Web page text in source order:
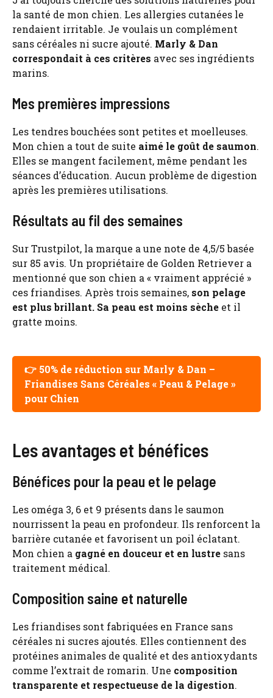
la santé de mon chien. Les allergies cutanées le
rendaient irritable. Je voulais un complément
sans céréales ni sucre ajouté. Marly & Dan
correspondait à ces critères avec ses ingrédients
marins.
Mes premières impressions
Les tendres bouchées sont petites et moelleuses.
Mon chien a tout de suite aimé le goût de saumon.
Elles se mangent facilement, même pendant les
séances d’éducation. Aucun problème de digestion
après les premières utilisations.
Résultats au fil des semaines
Sur Trustpilot, la marque a une note de 4,5/5 basée
sur 85 avis. Un propriétaire de Golden Retriever a
mentionné que son chien a « vraiment apprécié »
ces friandises. Après trois semaines, son pelage
est plus brillant. Sa peau est moins sèche et il
gratte moins.
👉 50% de réduction sur Marly & Dan –
Friandises Sans Céréales « Peau & Pelage »
pour Chien
Les avantages et bénéfices
Bénéfices pour la peau et le pelage
Les oméga 3, 6 et 9 présents dans le saumon
nourrissent la peau en profondeur. Ils renforcent la
barrière cutanée et favorisent un poil éclatant.
Mon chien a gagné en douceur et en lustre sans
traitement médical.
Composition saine et naturelle
Les friandises sont fabriquées en France sans
céréales ni sucres ajoutés. Elles contiennent des
protéines animales de qualité et des antioxydants
comme l’extrait de romarin. Une composition
transparente et respectueuse de la digestion.